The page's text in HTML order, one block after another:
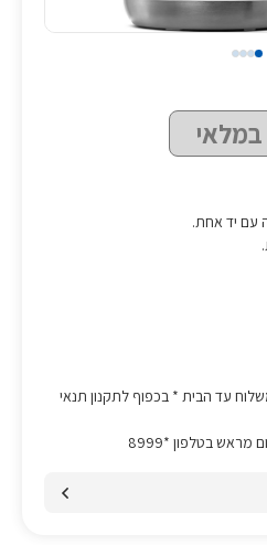
יד אחת.
עד הבית * בכפוף לתקנון תנאי
בטלפון *8999